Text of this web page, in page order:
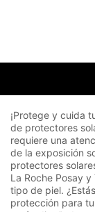
¡Protege y cuida
de protectores
requiere una
de la exposición
protectores
La Roche Posay
tipo de piel.
protección para